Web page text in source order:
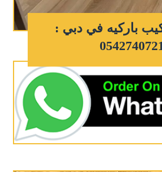
باركيه في دبي :
0542740721